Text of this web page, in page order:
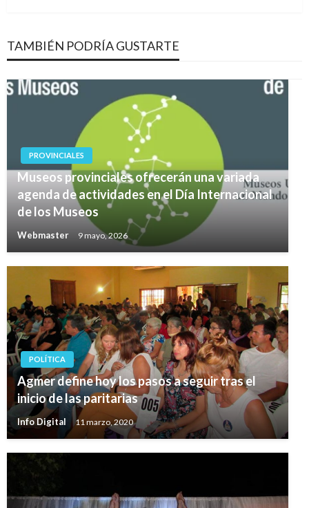
TAMBIÉN PODRÍA GUSTARTE
PROVINCIALES
Museos provinciales ofrecerán una variada
agenda de actividades en el Día Internacional
de los Museos
Webmaster 9 mayo, 2026
POLÍTICA
Agmer define hoy los pasos a seguir tras el
inicio de las paritarias
Info Digital 11 marzo, 2020